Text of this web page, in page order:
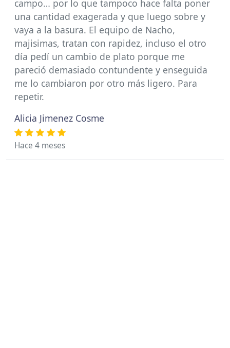
campo… por lo que tampoco hace falta poner
una cantidad exagerada y que luego sobre y
vaya a la basura. El equipo de Nacho,
majisimas, tratan con rapidez, incluso el otro
día pedí un cambio de plato porque me
pareció demasiado contundente y enseguida
me lo cambiaron por otro más ligero. Para
repetir.
Alicia Jimenez Cosme
Hace 4 meses